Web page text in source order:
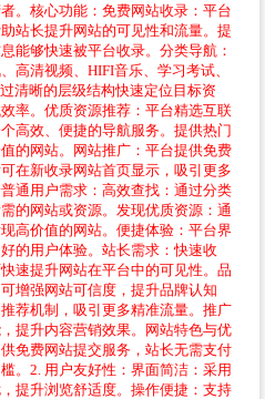
。核心功能：免费网站收录：平台
站长提升网站的可见性和流量。提
能够快速被平台收录。分类导航：
高清视频、HIFI音乐、学习考试、
清晰的层级结构快速定位目标资
率。优质资源推荐：平台精选互联
高效、便捷的导航服务。提供热门
的网站。网站推广：平台提供免费
在新收录网站首页显示，吸引更多
通用户需求：高效查找：通过分类
的网站或资源。发现优质资源：通
高价值的网站。便捷体验：平台界
的用户体验。站长需求：快速收
速提升网站在平台中的可见性。品
增强网站可信度，提升品牌认知
荐机制，吸引更多精准流量。推广
提升内容营销效果。网站特色与优
免费网站提交服务，站长无需支付
。2. 用户友好性：界面简洁：采用
提升浏览舒适度。操作便捷：支持